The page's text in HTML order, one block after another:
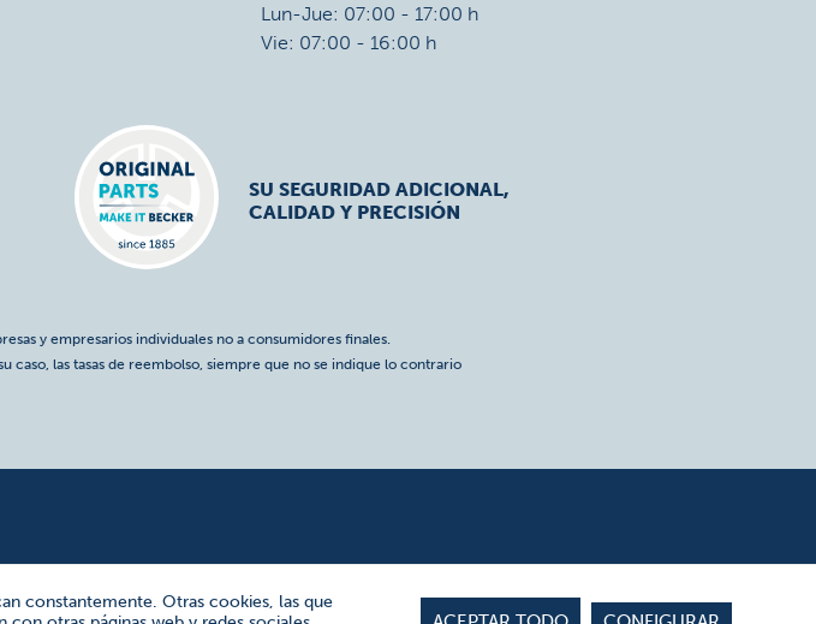
Lun-Jue: 07:00 - 17:00 h
Vie: 07:00 - 16:00 h
SU SEGURIDAD ADICIONAL,
CALIDAD Y PRECISIÓN
y empresarios individuales no a consumidores finales.
caso, las tasas de reembolso, siempre que no se indique lo contrario
constantemente. Otras cookies, las que